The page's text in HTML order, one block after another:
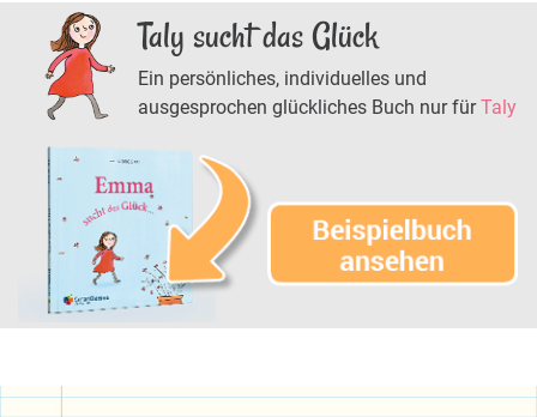
Taly sucht das Glück
Ein persönliches, individuelles und
ausgesprochen glückliches Buch nur fürTaly